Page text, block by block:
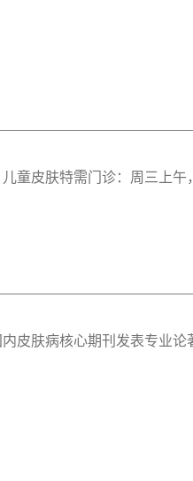
童皮肤特需门诊：周三上午
皮肤病核心期刊发表专业论